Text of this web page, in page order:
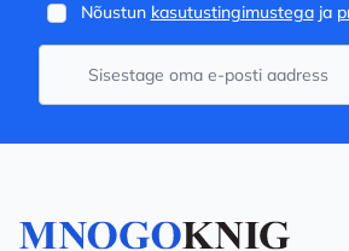
Nõustun kasutustingimustegaja